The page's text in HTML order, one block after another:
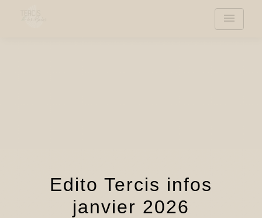
menu
Edito Tercis infos
janvier 2026